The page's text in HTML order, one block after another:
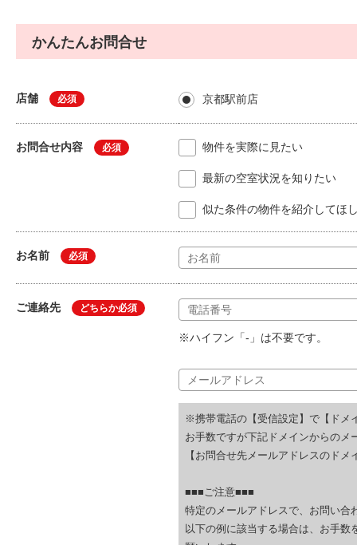
かんたんお問合せ
店舗 必須 京都駅前店
お問合せ内容 必須 物件を実際に見たい
最新の空室状況を知りたい
似た条件の物件を紹介してほ
お名前 必須
ご連絡先 どちらか必須
※ハイフン「-」は不要です。
※携帯電話の【受信設定】で【ドメ
お手数ですが下記ドメインからのメ
【お問合せ先メールアドレスのドメ
■■■ご注意■■■
特定のメールアドレスで、お問い合
以下の例に該当する場合は、お手